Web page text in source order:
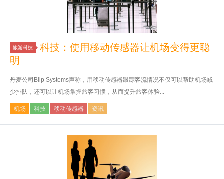
旅游科技
科技：使用移动传感器让机场变得更聪
明
丹麦公司Blip Systems声称，用移动传感器跟踪客流情况不仅可以帮助机场减
少排队，还可以让机场掌握旅客习惯，从而提升旅客体验...
机场 科技 移动传感器 资讯